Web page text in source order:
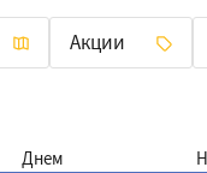
Акции
Днем